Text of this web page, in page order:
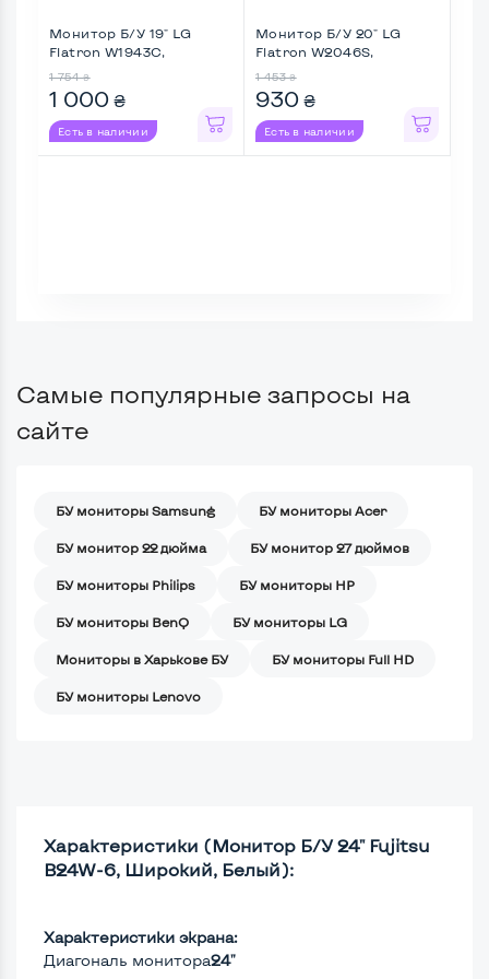
Монитор Б/У 19" LG
Flatron W1943C,
1 754 ₴
1 000 ₴
Есть в наличии
Монитор Б/У 20" LG
Flatron W2046S,
1 453 ₴
930 ₴
Есть в наличии
Самые популярные запросы на
сайте
БУ мониторы Samsung БУ мониторы Acer
БУ монитор 22 дюйма БУ монитор 27 дюймов
БУ мониторы Philips БУ мониторы HP
БУ мониторы BenQ БУ мониторы LG
Мониторы в Харькове БУ БУ мониторы Full HD
БУ мониторы Lenovo
Характеристики (Монитор Б/У 24" Fujitsu
B24W-6, Широкий, Белый):
Характеристики экрана:
Диагональ монитора24"